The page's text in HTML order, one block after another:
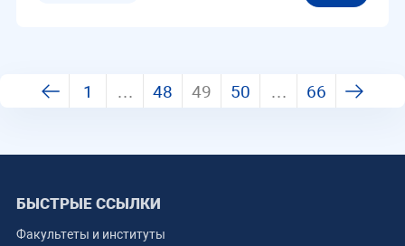
1 … 48 49 50 … 66
БЫСТРЫЕ ССЫЛКИ
Факультеты и институты